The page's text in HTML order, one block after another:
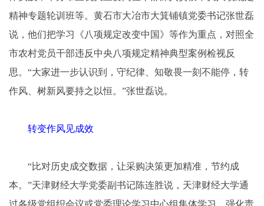
精神专题轮训班等。黄石市大冶市大箕铺镇党委书记张世磊
说，他们把学习《八项规定改变中国》等作为重点，对照全
市农村党员干部违反中央八项规定精神典型案例检视反
思。“大家进一步认识到，守纪律、知敬畏一刻不能停，转
作风、树新风要持之以恒。”张世磊说。
转变作风见成效
“比对历史成交数据，让采购决策更加精准，节约成
本。”天津财经大学党委副书记陈连胜说，天津财经大学通
过各级党组织会议或党委理论学习中心组集体学习，强化责